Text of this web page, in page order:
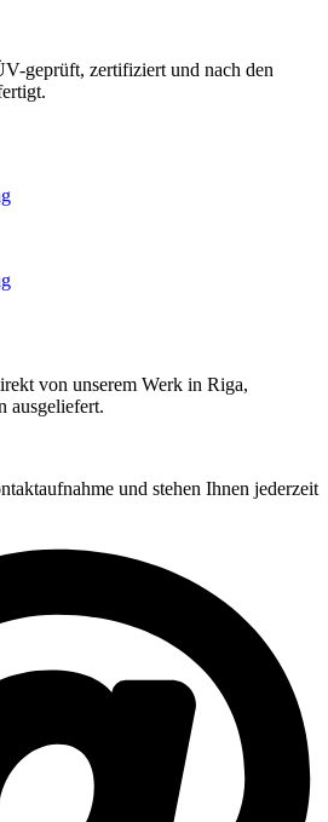
geprüft, zertifiziert und nach den
von unserem Werk in Riga,
ausgeliefert.
und stehen Ihnen jederzeit